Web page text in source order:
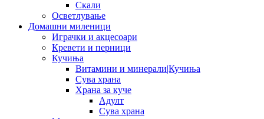
Скали
Осветлување
Домашни миленици
Играчки и акцесоари
Кревети и перници
Кучиња
Витамини и минерали|Кучиња
Сува храна
Храна за куче
Адулт
Сува храна